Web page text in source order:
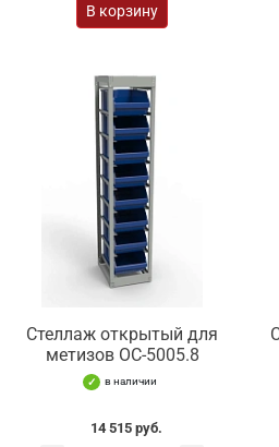
В корзину
Стеллаж открытый для
метизов ОС-5005.8
в наличии
14 515 руб.